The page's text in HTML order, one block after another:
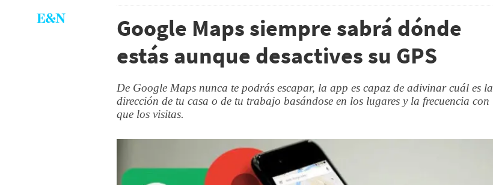
Google Maps siempre sabrá dónde
estás aunque desactives su GPS
De Google Maps nunca te podrás escapar, la app es capaz de adivinar cuál es la
dirección de tu casa o de tu trabajo basándose en los lugares y la frecuencia con
que los visitas.